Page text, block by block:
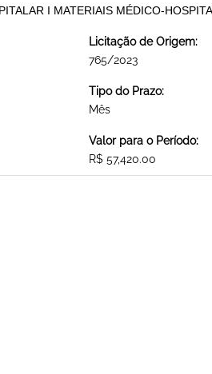
I MATERIAIS MÉDICO-
Licitação de Origem:
765/2023
Tipo do Prazo:
Mês
Valor para o Período:
R$ 57,420.00